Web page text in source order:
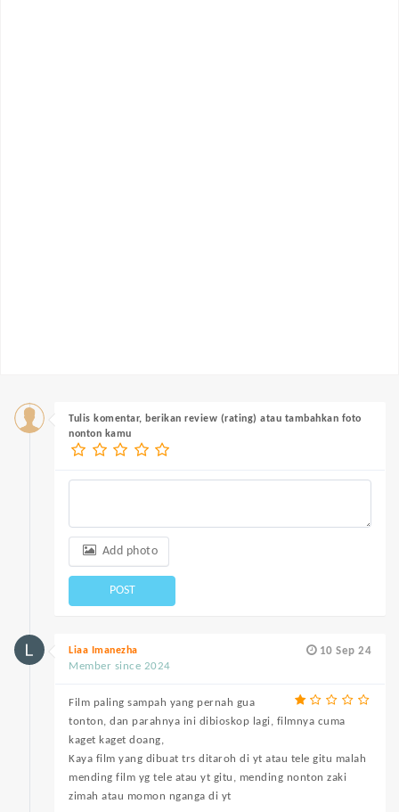
Tulis komentar, berikan review (rating) atau tambahkan foto
nonton kamu
Add photo
POST
10 Sep 24
Liaa Imanezha
Member since 2024
Film paling sampah yang pernah gua
tonton, dan parahnya ini dibioskop lagi, filmnya cuma
kaget kaget doang,
Kaya film yang dibuat trs ditaroh di yt atau tele gitu malah
mending film yg tele atau yt gitu, mending nonton zaki
zimah atau momon nganga di yt